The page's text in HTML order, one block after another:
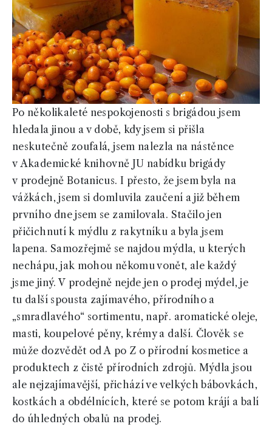
Po několikaleté nespokojenosti s brigádou jsem
hledala jinou a v době, kdy jsem si přišla
neskutečně zoufalá, jsem nalezla na nástěnce
v Akademické knihovně JU nabídku brigády
v prodejně Botanicus. I přesto, že jsem byla na
vážkách, jsem si domluvila zaučení a již během
prvního dne jsem se zamilovala. Stačilo jen
přičichnutí k mýdlu z rakytníku a byla jsem
lapena. Samozřejmě se najdou mýdla, u kterých
nechápu, jak mohou někomu vonět, ale každý
jsme jiný. V prodejně nejde jen o prodej mýdel, je
tu další spousta zajímavého, přírodního a
„smradlavého“ sortimentu, např. aromatické oleje,
masti, koupelové pěny, krémy a další. Člověk se
může dozvědět od A po Z o přírodní kosmetice a
produktech z čistě přírodních zdrojů. Mýdla jsou
ale nejzajímavější, přichází ve velkých bábovkách,
kostkách a obdélnících, které se potom krájí a balí
do úhledných obalů na prodej.